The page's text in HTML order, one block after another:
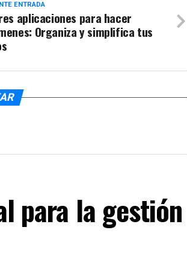
ENTRADA
aplicaciones para hacer
Organiza y simplifica tus
para la gestión